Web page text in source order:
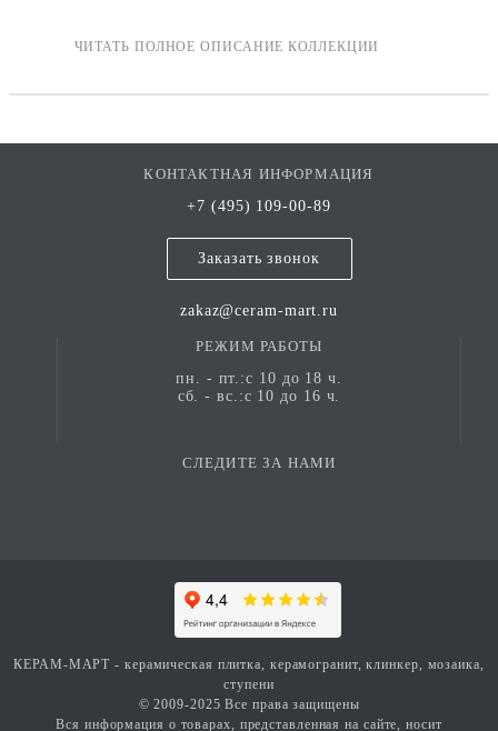
КОНТАКТНАЯ ИНФОРМАЦИЯ
+7 (495) 109-00-89
Заказать звонок
zakaz@ceram-mart.ru
РЕЖИМ РАБОТЫ
пн. - пт.:с 10 до 18 ч.
сб. - вс.:с 10 до 16 ч.
СЛЕДИТЕ ЗА НАМИ
КЕРАМ-МАРТ - керамическая плитка, керамогранит, клинкер, мозаика,
ступени
© 2009-2025 Все права защищены
Вся информация о товарах, представленная на сайте, носит